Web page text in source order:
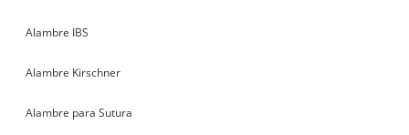
Alambre IBS
Alambre Kirschner
Alambre para Sutura